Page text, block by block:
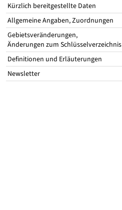
Kürzlich bereitgestellte Daten
Allgemeine Angaben, Zuordnungen
Gebietsveränderungen,
Änderungen zum Schlüsselverzeichnis
Definitionen und Erläuterungen
Newsletter